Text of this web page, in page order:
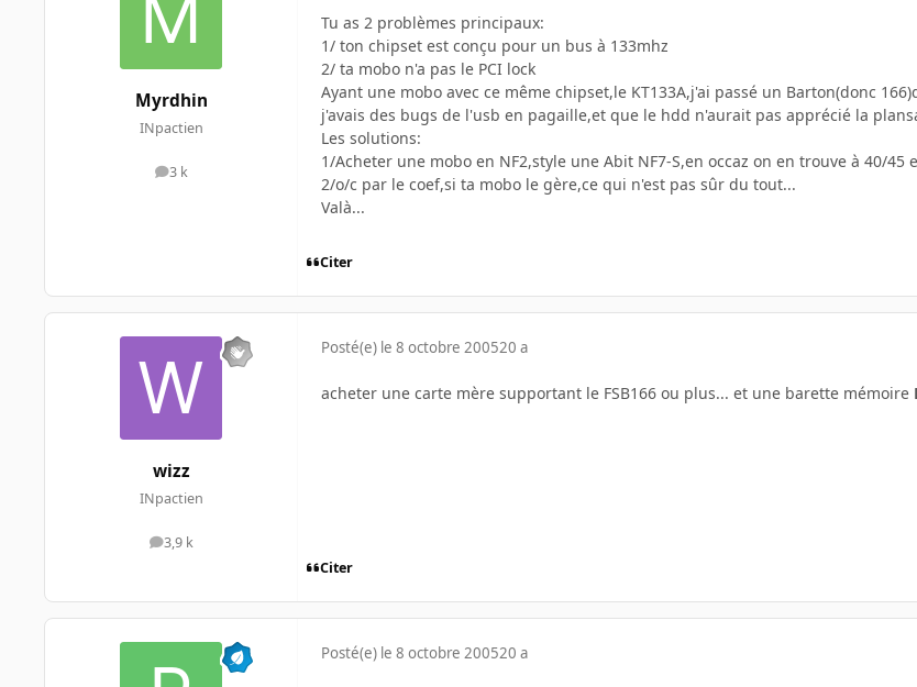
Myrdhin
INpactien
3 k
messages
Tu as 2 problèmes principaux:
1/ ton chipset est conçu pour un bus à 133mhz
2/ ta mobo n'a pas le PCI lock
Ayant une mobo avec ce même chipset,le KT133A,j'ai passé un Barton(donc
j'avais des bugs de l'usb en pagaille,et que le hdd n'aurait pas apprécié la
Les solutions:
1/Acheter une mobo en NF2,style une Abit NF7-S,en occaz on en trouve à 40/45
2/o/c par le coef,si ta mobo le gère,ce qui n'est pas sûr du tout...
Valà...
Citer
wizz
INpactien
3,9 k
messages
Posté(e) le 8 octobre 200520 a
acheter une carte mère supportant le FSB166 ou plus... et une barette mémoire
Citer
Posté(e) le 8 octobre 200520 a